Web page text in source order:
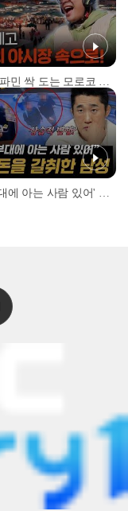
[예고] 도파민 싹 도는 모로코 야시장 투어!